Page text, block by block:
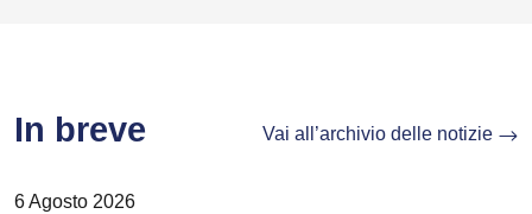
In breve Vai all’archivio delle notizie
6 Agosto 2026